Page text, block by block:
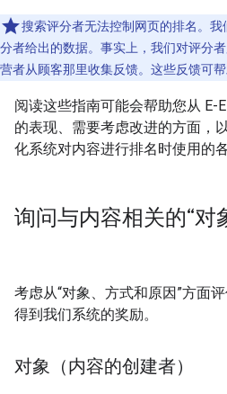
搜索评分者无法控制网页的排名。
分者给出的数据。事实上，我们对评分
营者从顾客那里收集反馈。这些反馈可
阅读这些指南可能会帮助您从 E-
的表现、需要考虑改进的方面，
化系统对内容进行排名时使用的
询问与内容相关的“对
考虑从“对象、方式和原因”方面
得到我们系统的奖励。
对象（内容的创建者）